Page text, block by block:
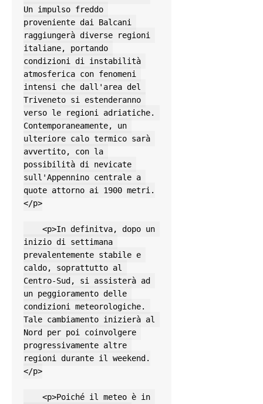
Un impulso freddo
proveniente dai Balcani
raggiungerà diverse regioni
italiane, portando
condizioni di instabilità
atmosferica con fenomeni
intensi che dall'area del
Triveneto si estenderanno
verso le regioni adriatiche.
Contemporaneamente, un
ulteriore calo termico sarà
avvertito, con la
possibilità di nevicate
sull'Appennino centrale a
quote attorno ai 1900 metri.
</p>
inizio di settimana
prevalentemente stabile e
caldo, soprattutto al
Centro-Sud, si assisterà ad
un peggioramento delle
condizioni meteorologiche.
Tale cambiamento inizierà al
Nord per poi coinvolgere
progressivamente altre
regioni durante il weekend.
</p>